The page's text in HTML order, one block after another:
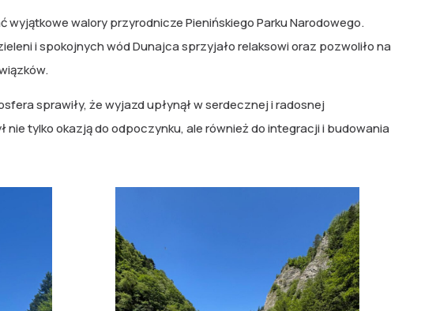
walory przyrodnicze Pienińskiego Parku Narodowego.
i spokojnych wód Dunajca sprzyjało relaksowi oraz pozwoliło na
sprawiły, że wyjazd upłynął w serdecznej i radosnej
tylko okazją do odpoczynku, ale również do integracji i budowania